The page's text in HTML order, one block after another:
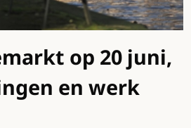
op 20 juni,
en werk